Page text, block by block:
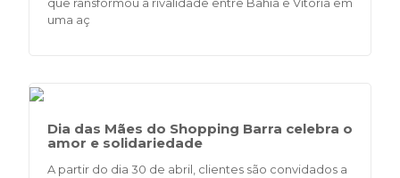
uma aç
Dia das Mães do Shopping Barra celebra o
amor e solidariedade
A partir do dia 30 de abril, clientes são convidados a